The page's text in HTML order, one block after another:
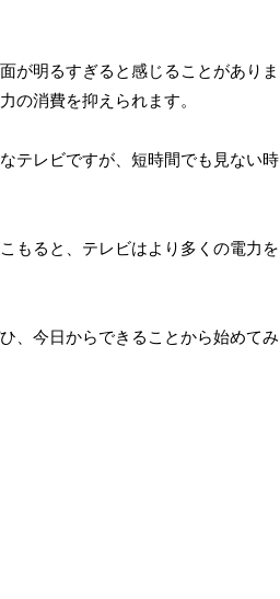
が明るすぎると感じることがありま
の消費を抑えられます。
テレビですが、短時間でも見ない時
もると、テレビはより多くの電力を
、今日からできることから始めてみ